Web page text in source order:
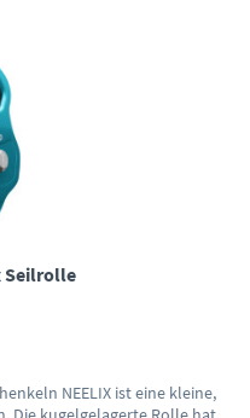
Seilrolle
NEELIX ist eine kleine,